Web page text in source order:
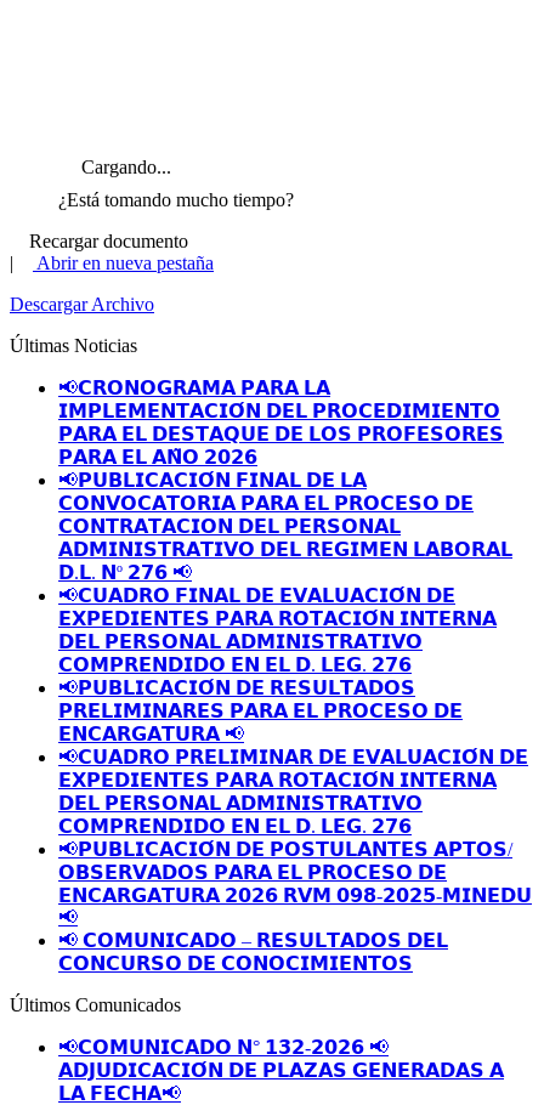
Cargando...
¿Está tomando mucho tiempo?
Recargar documento
|
Abrir en nueva pestaña
Descargar Archivo
Últimas Noticias
📢𝗖𝗥𝗢𝗡𝗢𝗚𝗥𝗔𝗠𝗔 𝗣𝗔𝗥𝗔 𝗟𝗔
𝗜𝗠𝗣𝗟𝗘𝗠𝗘𝗡𝗧𝗔𝗖𝗜𝗢́𝗡 𝗗𝗘𝗟 𝗣𝗥𝗢𝗖𝗘𝗗𝗜𝗠𝗜𝗘𝗡𝗧𝗢
𝗣𝗔𝗥𝗔 𝗘𝗟 𝗗𝗘𝗦𝗧𝗔𝗤𝗨𝗘 𝗗𝗘 𝗟𝗢𝗦 𝗣𝗥𝗢𝗙𝗘𝗦𝗢𝗥𝗘𝗦
𝗣𝗔𝗥𝗔 𝗘𝗟 𝗔𝗡̃𝗢 𝟮𝟬𝟮𝟲
📢𝗣𝗨𝗕𝗟𝗜𝗖𝗔𝗖𝗜𝗢́𝗡 𝗙𝗜𝗡𝗔𝗟 𝗗𝗘 𝗟𝗔
𝗖𝗢𝗡𝗩𝗢𝗖𝗔𝗧𝗢𝗥𝗜𝗔 𝗣𝗔𝗥𝗔 𝗘𝗟 𝗣𝗥𝗢𝗖𝗘𝗦𝗢 𝗗𝗘
𝗖𝗢𝗡𝗧𝗥𝗔𝗧𝗔𝗖𝗜𝗢𝗡 𝗗𝗘𝗟 𝗣𝗘𝗥𝗦𝗢𝗡𝗔𝗟
𝗔𝗗𝗠𝗜𝗡𝗜𝗦𝗧𝗥𝗔𝗧𝗜𝗩𝗢 𝗗𝗘𝗟 𝗥𝗘𝗚𝗜𝗠𝗘𝗡 𝗟𝗔𝗕𝗢𝗥𝗔𝗟
𝗗.𝗟. 𝗡º 𝟮𝟳𝟲 📢
📢𝗖𝗨𝗔𝗗𝗥𝗢 𝗙𝗜𝗡𝗔𝗟 𝗗𝗘 𝗘𝗩𝗔𝗟𝗨𝗔𝗖𝗜𝗢́𝗡 𝗗𝗘
𝗘𝗫𝗣𝗘𝗗𝗜𝗘𝗡𝗧𝗘𝗦 𝗣𝗔𝗥𝗔 𝗥𝗢𝗧𝗔𝗖𝗜𝗢́𝗡 𝗜𝗡𝗧𝗘𝗥𝗡𝗔
𝗗𝗘𝗟 𝗣𝗘𝗥𝗦𝗢𝗡𝗔𝗟 𝗔𝗗𝗠𝗜𝗡𝗜𝗦𝗧𝗥𝗔𝗧𝗜𝗩𝗢
𝗖𝗢𝗠𝗣𝗥𝗘𝗡𝗗𝗜𝗗𝗢 𝗘𝗡 𝗘𝗟 𝗗. 𝗟𝗘𝗚. 𝟮𝟳𝟲
📢𝗣𝗨𝗕𝗟𝗜𝗖𝗔𝗖𝗜𝗢́𝗡 𝗗𝗘 𝗥𝗘𝗦𝗨𝗟𝗧𝗔𝗗𝗢𝗦
𝗣𝗥𝗘𝗟𝗜𝗠𝗜𝗡𝗔𝗥𝗘𝗦 𝗣𝗔𝗥𝗔 𝗘𝗟 𝗣𝗥𝗢𝗖𝗘𝗦𝗢 𝗗𝗘
𝗘𝗡𝗖𝗔𝗥𝗚𝗔𝗧𝗨𝗥𝗔 📢
📢𝗖𝗨𝗔𝗗𝗥𝗢 𝗣𝗥𝗘𝗟𝗜𝗠𝗜𝗡𝗔𝗥 𝗗𝗘 𝗘𝗩𝗔𝗟𝗨𝗔𝗖𝗜𝗢́𝗡 𝗗𝗘
𝗘𝗫𝗣𝗘𝗗𝗜𝗘𝗡𝗧𝗘𝗦 𝗣𝗔𝗥𝗔 𝗥𝗢𝗧𝗔𝗖𝗜𝗢́𝗡 𝗜𝗡𝗧𝗘𝗥𝗡𝗔
𝗗𝗘𝗟 𝗣𝗘𝗥𝗦𝗢𝗡𝗔𝗟 𝗔𝗗𝗠𝗜𝗡𝗜𝗦𝗧𝗥𝗔𝗧𝗜𝗩𝗢
𝗖𝗢𝗠𝗣𝗥𝗘𝗡𝗗𝗜𝗗𝗢 𝗘𝗡 𝗘𝗟 𝗗. 𝗟𝗘𝗚. 𝟮𝟳𝟲
📢𝗣𝗨𝗕𝗟𝗜𝗖𝗔𝗖𝗜𝗢́𝗡 𝗗𝗘 𝗣𝗢𝗦𝗧𝗨𝗟𝗔𝗡𝗧𝗘𝗦 𝗔𝗣𝗧𝗢𝗦/
𝗢𝗕𝗦𝗘𝗥𝗩𝗔𝗗𝗢𝗦 𝗣𝗔𝗥𝗔 𝗘𝗟 𝗣𝗥𝗢𝗖𝗘𝗦𝗢 𝗗𝗘
𝗘𝗡𝗖𝗔𝗥𝗚𝗔𝗧𝗨𝗥𝗔 𝟮𝟬𝟮𝟲 𝗥𝗩𝗠 𝟬𝟵𝟴-𝟮𝟬𝟮𝟱-𝗠𝗜𝗡𝗘𝗗𝗨
📢
📢 𝗖𝗢𝗠𝗨𝗡𝗜𝗖𝗔𝗗𝗢 – 𝗥𝗘𝗦𝗨𝗟𝗧𝗔𝗗𝗢𝗦 𝗗𝗘𝗟
𝗖𝗢𝗡𝗖𝗨𝗥𝗦𝗢 𝗗𝗘 𝗖𝗢𝗡𝗢𝗖𝗜𝗠𝗜𝗘𝗡𝗧𝗢𝗦
Últimos Comunicados
📢𝗖𝗢𝗠𝗨𝗡𝗜𝗖𝗔𝗗𝗢 𝗡° 𝟭𝟯𝟮-𝟮𝟬𝟮𝟲 📢
𝗔𝗗𝗝𝗨𝗗𝗜𝗖𝗔𝗖𝗜𝗢́𝗡 𝗗𝗘 𝗣𝗟𝗔𝗭𝗔𝗦 𝗚𝗘𝗡𝗘𝗥𝗔𝗗𝗔𝗦 𝗔
𝗟𝗔 𝗙𝗘𝗖𝗛𝗔📢